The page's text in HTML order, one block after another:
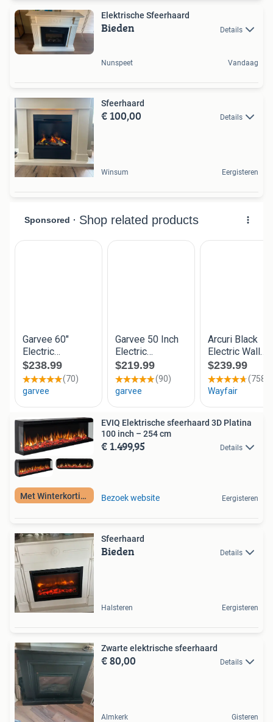
Elektrische Sfeerhaard
Bieden Details
Nunspeet Vandaag
Sfeerhaard
€ 100,00 Details
Winsum Eergisteren
Met Winterkorting
EVIQ Elektrische sfeerhaard 3D Platina
100 inch – 254 cm
€ 1.499,95 Details
Bezoek website Eergisteren
Sfeerhaard
Bieden Details
Halsteren Eergisteren
Zwarte elektrische sfeerhaard
€ 80,00 Details
Almkerk Gisteren